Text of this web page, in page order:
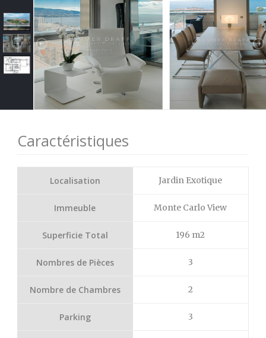
Caractéristiques
Localisation Jardin Exotique
Immeuble Monte Carlo View
Superficie Total 196 m2
Nombres de Pièces 3
Nombre de Chambres 2
Parking 3